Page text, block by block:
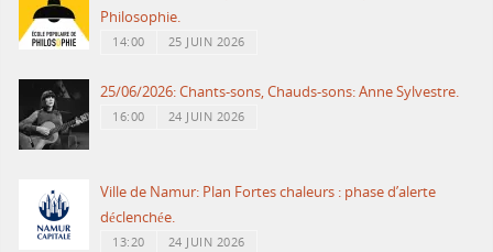
Philosophie.
14:00 25 JUIN 2026
25/06/2026: Chants-sons, Chauds-sons: Anne Sylvestre.
16:00 24 JUIN 2026
Ville de Namur: Plan Fortes chaleurs : phase d’alerte
déclenchée.
13:20 24 JUIN 2026